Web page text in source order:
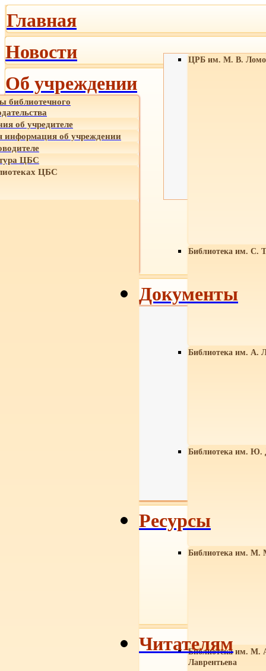
Главная
Новости
Об учреждении
библиотечного
об учредителе
об учреждении
ЦБС
ЦБС
ЦРБ им. М. В.
Библиотека им. С.
Библиотека им. А.
Библиотека им. Ю.
Библиотека им. М.
Библиотека им. М.
Лаврентьева
Документы
Ресурсы
Читателям